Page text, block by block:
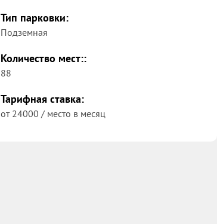
Тип парковки:
Подземная
Количество мест::
88
Тарифная ставка:
от 24000 / место в месяц